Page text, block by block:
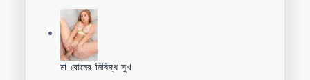
মা বোনের নিষিদ্ধ সুখ